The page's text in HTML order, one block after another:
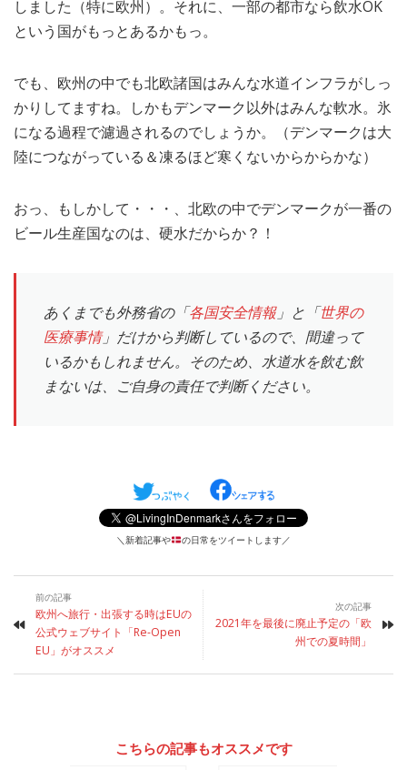
しました（特に欧州）。それに、一部の都市なら飲水OK
という国がもっとあるかもっ。
でも、欧州の中でも北欧諸国はみんな水道インフラがしっ
かりしてますね。しかもデンマーク以外はみんな軟水。氷
になる過程で濾過されるのでしょうか。（デンマークは大
陸につながっている＆凍るほど寒くないからからかな）
おっ、もしかして・・・、北欧の中でデンマークが一番の
ビール生産国なのは、硬水だからか？！
あくまでも外務省の「各国安全情報」と「世界の
医療事情」だけから判断しているので、間違って
いるかもしれません。そのため、水道水を飲む飲
まないは、ご自身の責任で判断ください。
＼新着記事や の日常をツイートします／
前の記事
欧州へ旅行・出張する時はEUの
公式ウェブサイト「Re-Open
EU」がオススメ
次の記事
2021年を最後に廃止予定の「欧
州での夏時間」
こちらの記事もオススメです